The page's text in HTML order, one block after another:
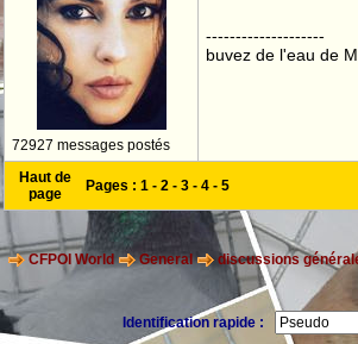
72927 messages postés
--------------------
buvez de l'eau de
Haut de
page
Pages : 1 - 2 - 3 - 4 - 5
CFPOI World General discussions
Identification rapide :